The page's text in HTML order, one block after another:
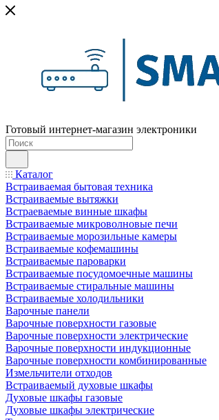
Готовый интернет-магазин электроники
Каталог
Встраиваемая бытовая техника
Встраиваемые вытяжки
Встраеваемые винные шкафы
Встраиваемые микроволновые печи
Встраиваемые морозильные камеры
Встраиваемые кофемашины
Встраиваемые пароварки
Встраиваемые посудомоечные машины
Встраиваемые стиральные машины
Встраиваемые холодильники
Варочные панели
Варочные поверхности газовые
Варочные поверхности электрические
Варочные поверхности индукционные
Варочные поверхности комбинированные
Измельчители отходов
Встраиваемый духовые шкафы
Духовые шкафы газовые
Духовые шкафы электрические